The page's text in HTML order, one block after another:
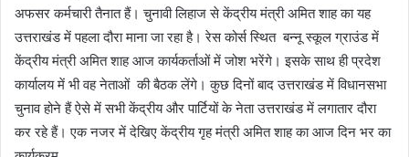
अफसर कर्मचारी तैनात हैं। चुनावी लिहाज से केंद्रीय मंत्री अमित शाह का यह
उत्तराखंड में पहला दौरा माना जा रहा है। रेस कोर्स स्थित बन्नू स्कूल ग्राउंड में
केंद्रीय मंत्री अमित शाह आज कार्यकर्ताओं में जोश भरेंगे। इसके साथ ही प्रदेश
कार्यालय में भी वह नेताओं की बैठक लेंगे। कुछ दिनों बाद उत्तराखंड में विधानसभा
चुनाव होने हैं ऐसे में सभी केंद्रीय और पार्टियों के नेता उत्तराखंड में लगातार दौरा
कर रहे हैं। एक नजर में देखिए केंद्रीय गृह मंत्री अमित शाह का आज दिन भर का